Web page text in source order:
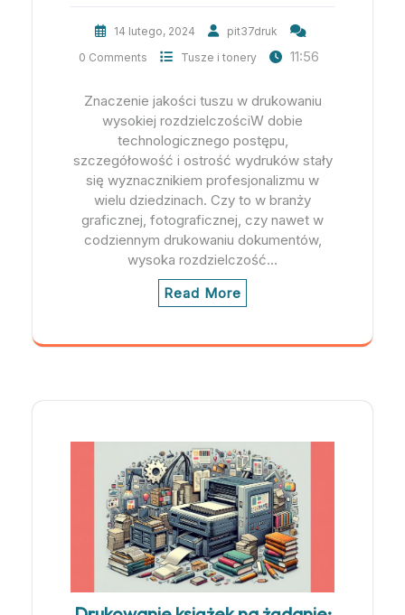
14 lutego, 2024
pit37druk
0 Comments
Tusze i tonery 11:56
Znaczenie jakości tuszu w drukowaniu
wysokiej rozdzielczościW dobie
technologicznego postępu,
szczegółowość i ostrość wydruków stały
się wyznacznikiem profesjonalizmu w
wielu dziedzinach. Czy to w branży
graficznej, fotograficznej, czy nawet w
codziennym drukowaniu dokumentów,
wysoka rozdzielczość…
Read More